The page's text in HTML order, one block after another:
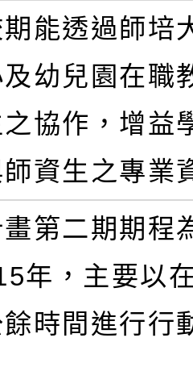
能透過師培
及幼兒園在職
協作，增益
資生之專業
第二期期程
年，主要以
餘時間進行行